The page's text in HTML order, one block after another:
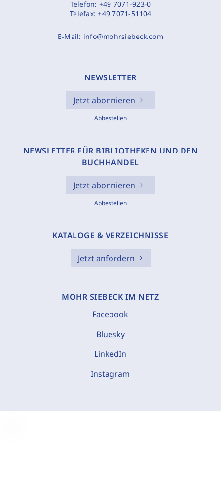
Telefon: +49 7071-923-0
Telefax:+49 7071-51104
E-Mail: info@mohrsiebeck.com
NEWSLETTER
Jetzt abonnieren
Abbestellen
NEWSLETTER FÜR BIBLIOTHEKEN UND DEN
BUCHHANDEL
Jetzt abonnieren
Abbestellen
KATALOGE & VERZEICHNISSE
Jetzt anfordern
MOHR SIEBECK IM NETZ
Facebook
Bluesky
LinkedIn
Instagram